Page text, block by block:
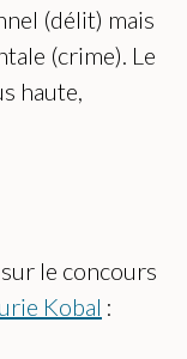
(délit) mais
(crime). Le
haute,
le concours
Kobal :